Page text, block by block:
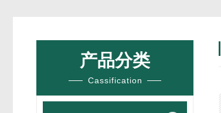
产品分类
Cassification